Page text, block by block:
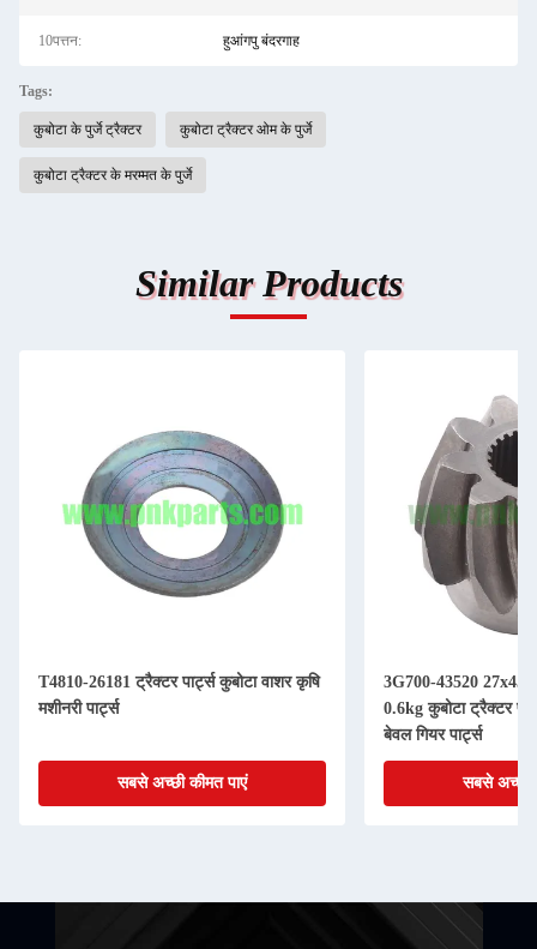
10पत्तन: हुआंगपु बंदरगाह
Tags:
कुबोटा के पुर्जे ट्रैक्टर कुबोटा ट्रैक्टर ओम के पुर्जे
कुबोटा ट्रैक्टर के मरम्मत के पुर्जे
Similar Products
T4810-26181 ट्रैक्टर पार्ट्स कुबोटा वाशर कृषि
मशीनरी पार्ट्स
सबसे अच्छी कीमत पाएं
3G700-43520
0.6kg कुबोटा ट्रैक्टर
बेवल गियर पार्ट्स
सबसे अच्छी